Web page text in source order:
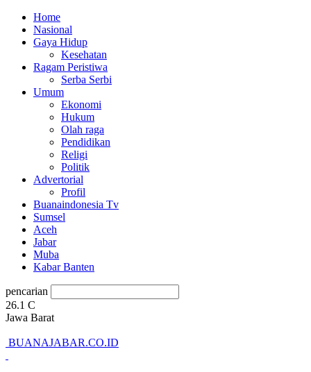
Home
Nasional
Gaya Hidup
Kesehatan
Ragam Peristiwa
Serba Serbi
Umum
Ekonomi
Hukum
Olah raga
Pendidikan
Religi
Politik
Advertorial
Profil
Buanaindonesia Tv
Sumsel
Aceh
Jabar
Muba
Kabar Banten
pencarian
26.1 C
Jawa Barat
BUANAJABAR.CO.ID